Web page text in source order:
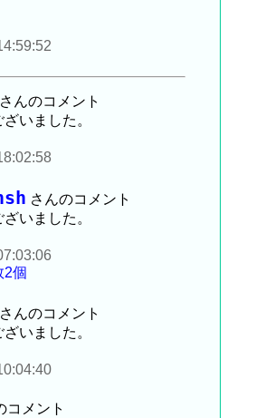
さんのコメント
いました。
さんのコメント
いました。
2個
さんのコメント
いました。
コメント